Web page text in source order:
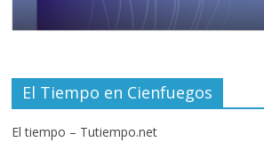
El Tiempo en Cienfuegos
El tiempo – Tutiempo.net